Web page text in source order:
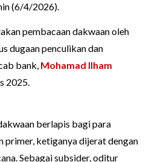
(6/4/2026).
pembacaan dakwaan oleh
dugaan penculikan dan
bank, Mohamad Ilham
2025.
berlapis bagi para
primer, ketiganya dijerat dengan
Sebagai subsider, oditur